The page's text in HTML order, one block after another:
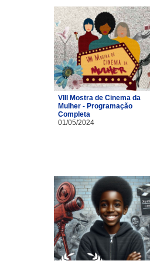
VIII Mostra de Cinema da
Mulher - Programação
Completa
01/05/2024